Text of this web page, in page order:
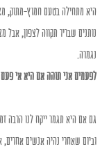
היא מתחילה בטעם חמוץ-מתוק,
נותנים שבריר תקווה לצפון,
נגמרה.
לפעמים אני תוהה אם היא אי
גם אם היא תגמר ייקח לנו הרבה
וביום שאחרי נהיה אנשים